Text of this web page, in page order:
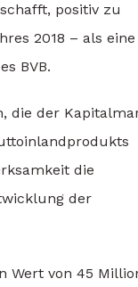
positiv zu
2018 – als eine
BVB.
die der
die
der
Wert von 45